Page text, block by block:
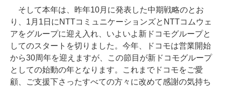
そして本年は、昨年10月に発表した中期戦略のとお
り、1月1日にNTTコミュニケーションズとNTTコムウェ
アをグループに迎え入れ、いよいよ新ドコモグループと
してのスタートを切りました。今年、ドコモは営業開始
から30周年を迎えますが、この節目が新ドコモグループ
としての始動の年となります。これまでドコモをご愛
顧、ご支援下さったすべての方々に改めて感謝の気持ち